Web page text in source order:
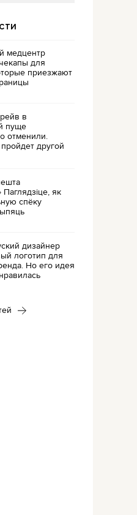
медцентр
для
приезжают
в
пуще
отменили.
другой
Паглядзіце, як
спёку
дизайнер
логотип для
Но его идея